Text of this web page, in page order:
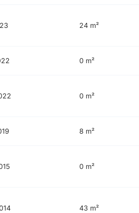
24 m²
0 m²
0 m²
8 m²
0 m²
43 m²